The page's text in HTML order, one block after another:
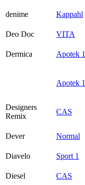
denime Kappahl
Deo Doc
VITA
Dermica Apotek
Apotek
Designers
Remix
CAS
Dever
Normal
Diavelo
Sport 1
Diesel
CAS